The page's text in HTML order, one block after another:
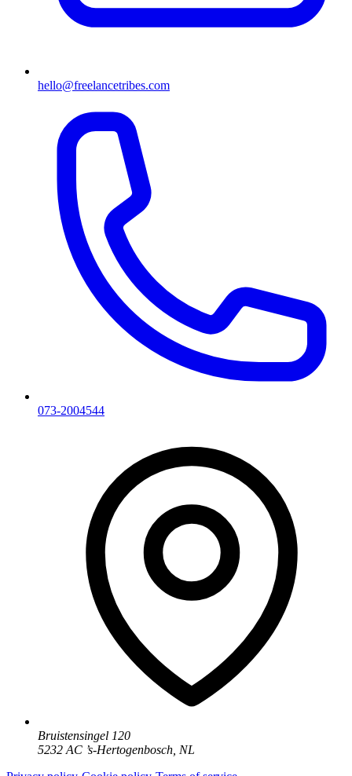
hello@freelancetribes.com
073-2004544
Bruistensingel 120
5232 AC ’s-Hertogenbosch NL